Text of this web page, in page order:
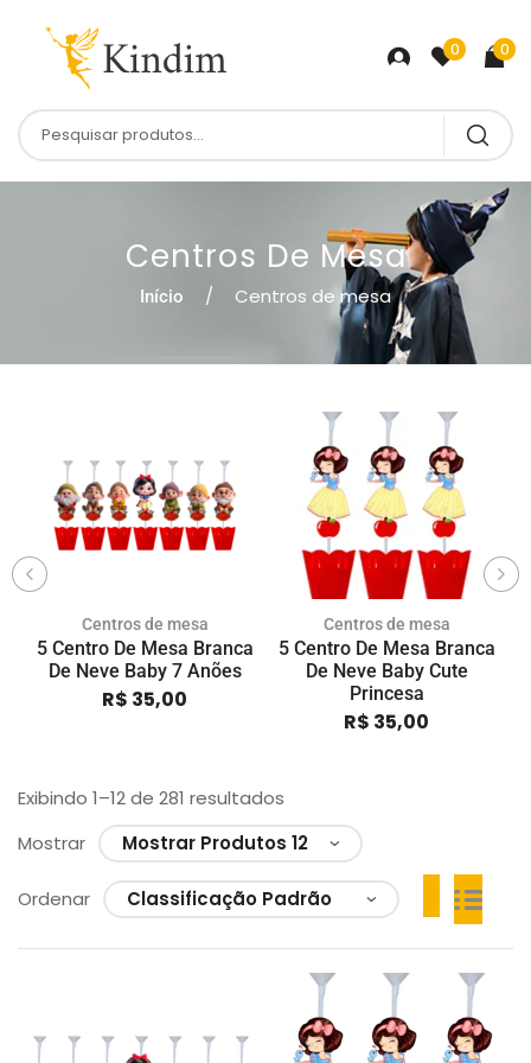
0 0
Centros De Mesa
Início Centros de mesa
Centros de mesa
5 Centro De Mesa Branca
De Neve Baby 7 Anões
R$ 35,00
Centros de mesa
5 Centro De Mesa Branca
De Neve Baby Cute
Princesa
R$ 35,00
Exibindo 1–12 de 281 resultados
Mostrar
Ordenar